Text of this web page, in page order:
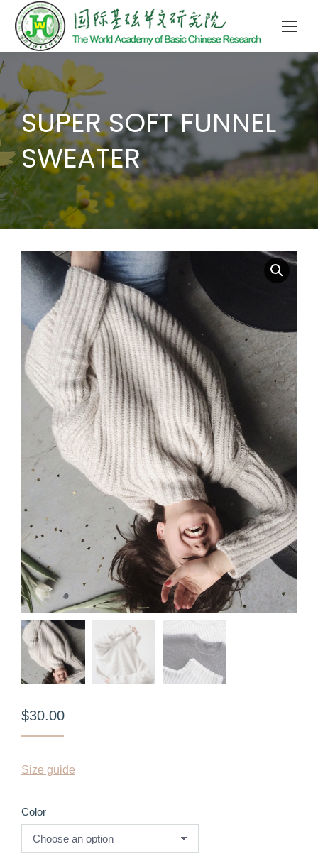
SUPER SOFT FUNNEL
SWEATER
$30.00
Size guide
Color